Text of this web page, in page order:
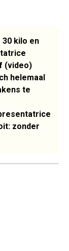
kilo en
(video)
helemaal
te
zonder